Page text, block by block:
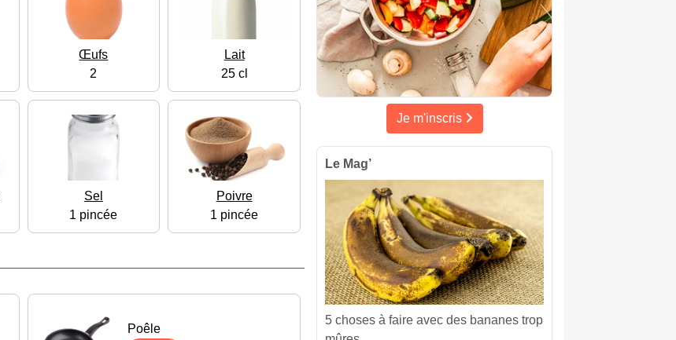
Œufs
2
Lait
25 cl
Sel
1 pincée
Poivre
1 pincée
Poêle
Je m'inscris
Le Mag’
5 choses à faire avec des bananes trop